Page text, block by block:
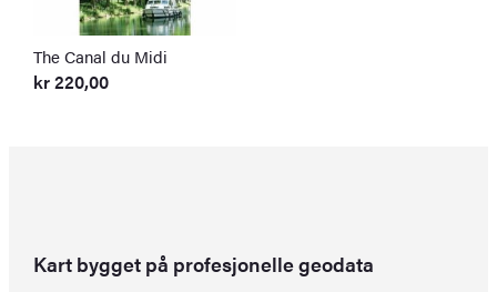
The Canal du Midi
kr220,00
Kart bygget på profesjonelle geodata